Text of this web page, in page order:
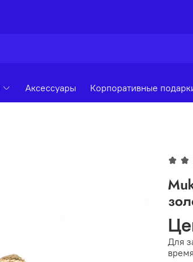
Аксессуары Корпоративные
Для
время